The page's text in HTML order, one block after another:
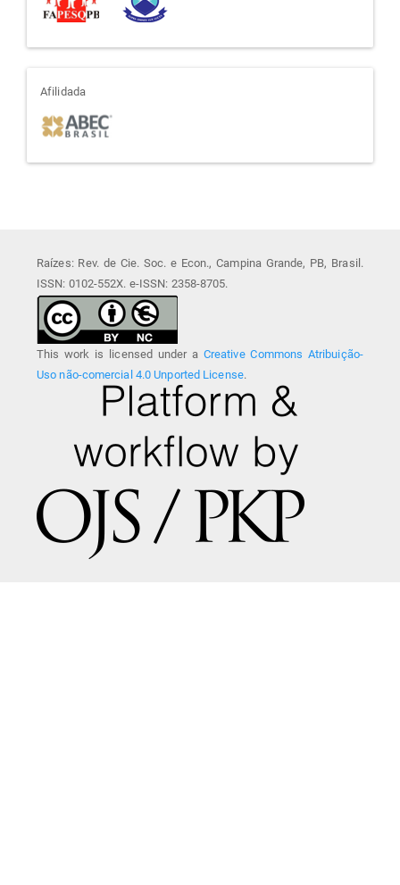
afiliada
Afilidada
Raízes: Rev. de Cie. Soc. e Econ., Campina Grande, PB, Brasil.
ISSN: 0102-552X. e-ISSN: 2358-8705.
This work is licensed under a Creative Commons Atribuição-
Uso não-comercial 4.0 Unported License.